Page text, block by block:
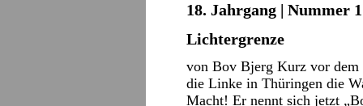
18. Jahrgang | Nummer
Lichtergrenze
von Bov Bjerg Kurz vor
die Linke in Thüringen die
Macht! Er nennt sich jetzt